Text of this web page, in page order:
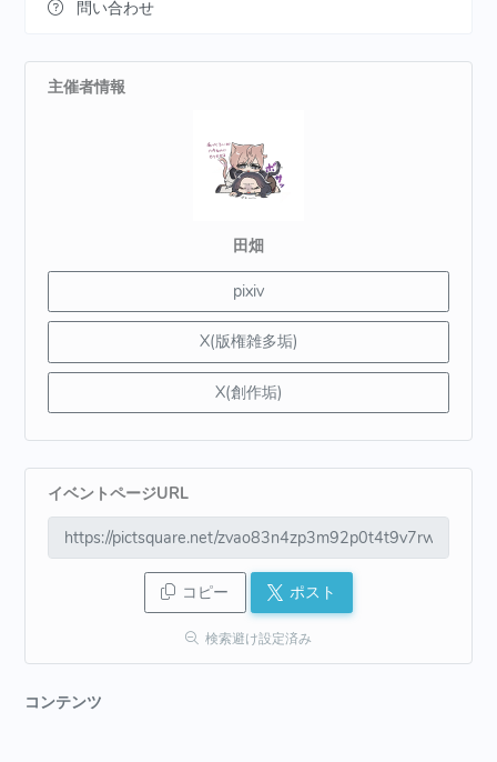
問い合わせ
主催者情報
田畑
pixiv
X(版権雑多垢)
X(創作垢)
イベントページURL
コピー ポスト
検索避け設定済み
コンテンツ